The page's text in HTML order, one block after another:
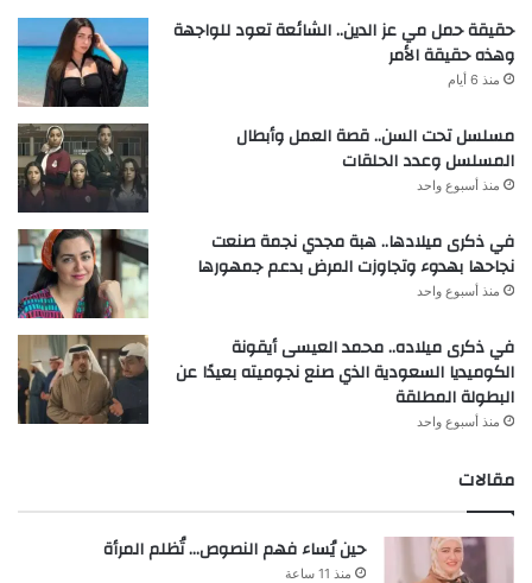
حقيقة حمل مي عز الدين.. الشائعة تعود للواجهة
وهذه حقيقة الأمر
منذ 6 أيام
مسلسل تحت السن.. قصة العمل وأبطال
المسلسل وعدد الحلقات
منذ أسبوع واحد
في ذكرى ميلادها.. هبة مجدي نجمة صنعت
نجاحها بهدوء وتجاوزت المرض بدعم جمهورها
منذ أسبوع واحد
في ذكرى ميلاده.. محمد العيسى أيقونة
الكوميديا السعودية الذي صنع نجوميته بعيدًا عن
البطولة المطلقة
منذ أسبوع واحد
مقالات
حين يُساء فهم النصوص… تُظلم المرأة
منذ 11 ساعة